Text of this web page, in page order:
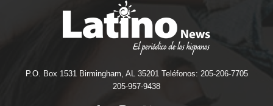
P.O. Box 1531 Birmingham, AL 35201 Teléfonos: 205-206-7705
205-957-9438